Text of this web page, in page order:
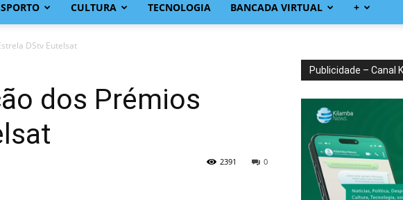
CULTURA TECNOLOGIA BANCADA VIRTUAL +
DStv Eutelsat
dos Prémios
0
2391
Publicidade – Canal